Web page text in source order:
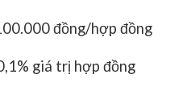
đồng/hợp đồng
giá trị hợp đồng